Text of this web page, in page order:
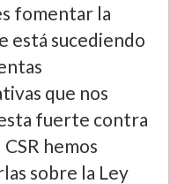
fomentar la
está sucediendo
que nos
fuerte contra
hemos
sobre la Ley